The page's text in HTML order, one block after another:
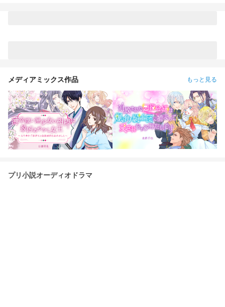
メディアミックス作品 もっと見る
プリ小説オーディオドラマ